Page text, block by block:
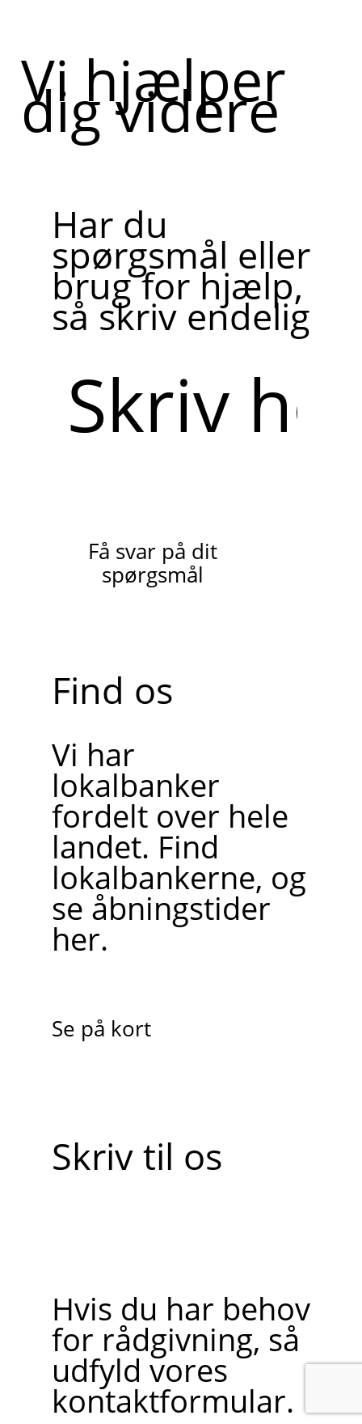
Vi hjælper
dig videre
Har du
spørgsmål eller
brug for hjælp,
så skriv endelig
her
Få svar på dit
spørgsmål
Find os
Vi har
lokalbanker
fordelt over hele
landet. Find
lokalbankerne, og
se åbningstider
her.
Se på kort
Skriv til os
Hvis du har behov
for rådgivning, så
udfyld vores
kontaktformular.